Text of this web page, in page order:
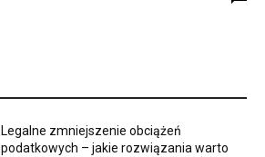
Legalne zmniejszenie obciążeń
podatkowych – jakie rozwiązania warto